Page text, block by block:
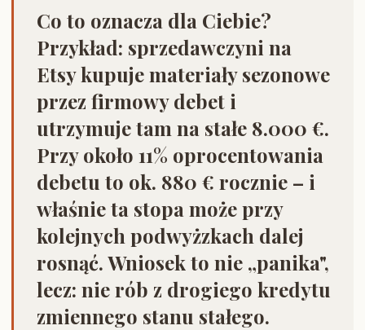
Co to oznacza dla Ciebie?
Przykład: sprzedawczyni na
Etsy kupuje materiały sezonowe
przez firmowy debet i
utrzymuje tam na stałe 8.000 €.
Przy około 11% oprocentowania
debetu to ok. 880 € rocznie – i
właśnie ta stopa może przy
kolejnych podwyżzkach dalej
rosnąć. Wniosek to nie „panika",
lecz: nie rób z drogiego kredytu
zmiennego stanu stałego.